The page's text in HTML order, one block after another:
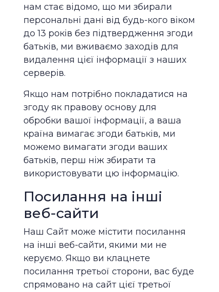
нам стає відомо, що ми збирали
персональні дані від будь-кого віком
до 13 років без підтвердження згоди
батьків, ми вживаємо заходів для
видалення цієї інформації з наших
серверів.
Якщо нам потрібно покладатися на
згоду як правову основу для
обробки вашої інформації, а ваша
країна вимагає згоди батьків, ми
можемо вимагати згоди ваших
батьків, перш ніж збирати та
використовувати цю інформацію.
Посилання на інші
веб-сайти
Наш Сайт може містити посилання
на інші веб-сайти, якими ми не
керуємо. Якщо ви клацнете
посилання третьої сторони, вас буде
спрямовано на сайт цієї третьої